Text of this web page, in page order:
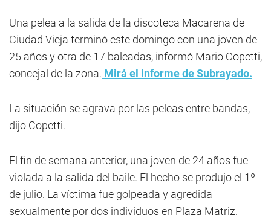
Una pelea a la salida de la discoteca Macarena de
Ciudad Vieja terminó este domingo con una joven de
25 años y otra de 17 baleadas, informó Mario Copetti,
concejal de la zona. Mirá el informe de Subrayado.
La situación se agrava por las peleas entre bandas,
dijo Copetti.
El fin de semana anterior, una joven de 24 años fue
violada a la salida del baile. El hecho se produjo el 1º
de julio. La víctima fue golpeada y agredida
sexualmente por dos individuos en Plaza Matriz.